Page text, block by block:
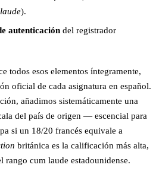
).
autenticacióndel registrador
todos esos elementos íntegramente,
oficial de cada asignatura en español.
añadimos sistemáticamente una
del país de origen — escencial para
si un 18/20 francés equivale a
británica es la calificación más alta,
rango cum laude estadounidense.